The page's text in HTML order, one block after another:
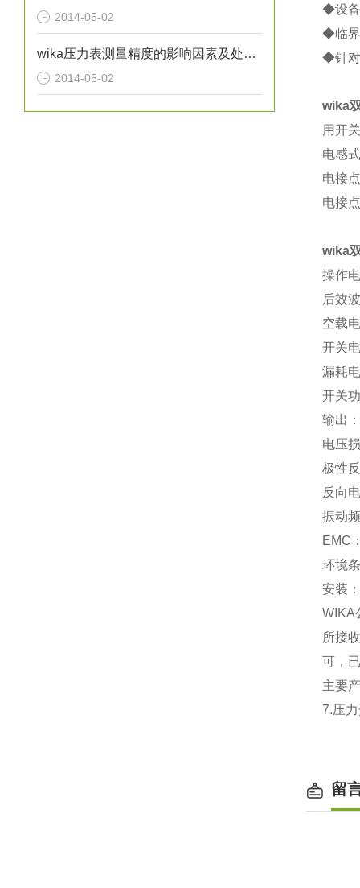
2014-05-02
wika压力表测量精度的影响因素及处理方法分析
2014-05-02
◆设备
◆临
◆针对
wika
用开
电感
电接
电接
wika
操作
后效
空载
开关
漏耗
开关
输出
电压
极性
反向
振动
EMC
环境
安装
WIKA
所接
可，
主要
7.压
留